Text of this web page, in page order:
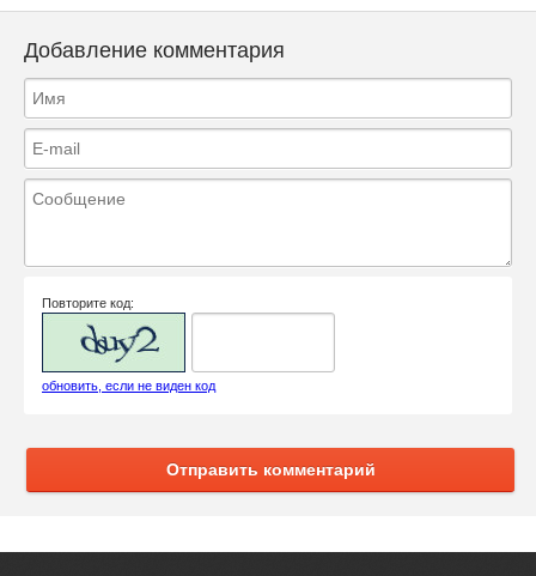
Добавление комментария
Повторите код:
обновить, если не виден код
Отправить комментарий